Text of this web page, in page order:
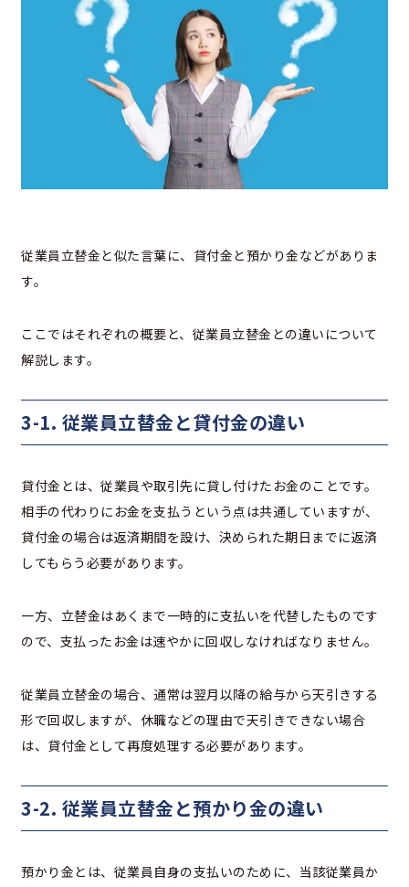
従業員立替金と似た言葉に、貸付金と預かり金などがありま
す。
ここではそれぞれの概要と、従業員立替金との違いについて
解説します。
3-1. 従業員立替金と貸付金の違い
貸付金とは、従業員や取引先に貸し付けたお金のことです。
相手の代わりにお金を支払うという点は共通していますが、
貸付金の場合は返済期間を設け、決められた期日までに返済
してもらう必要があります。
一方、立替金はあくまで一時的に支払いを代替したものです
ので、支払ったお金は速やかに回収しなければなりません。
従業員立替金の場合、通常は翌月以降の給与から天引きする
形で回収しますが、休職などの理由で天引きできない場合
は、貸付金として再度処理する必要があります。
3-2. 従業員立替金と預かり金の違い
預かり金とは、従業員自身の支払いのために、当該従業員か